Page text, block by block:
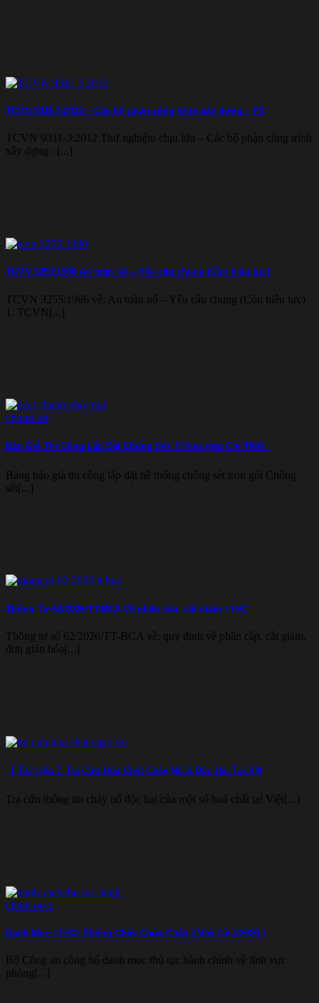
TCVN 9311-3:2012 – Các bộ phận công trình xây dựng – P3
TCVN 9311-3:2012 Thử nghiệm chịu lửa – Các bộ phận công trình
xây dựng –[...]
TCVN 3255:1986 An toàn nổ – Yêu cầu chung (Còn hiệu lực)
TCVN 3255:1986 về: An toàn nổ – Yêu cầu chung (Còn hiệu lực)
1. TCVN[...]
Báo Giá Thi Công Lắp Đặt Chống Sét《Tổng Hợp Chi Tiết》
Bảng báo giá thi công lắp đặt hệ thống chống sét trọn gói Chống
sét[...]
Thông Tư 62/2026/TT-BCA Về phân cấp, cắt giảm TTHC
Thông tư số 62/2026/TT-BCA về: quy định về phân cấp, cắt giảm,
đơn giản hóa[...]
【 Tài Liệu 】Tra Cứu Hóa Chất Cháy Nổ & Độc Hại Tại VN
Tra cứu thông tin cháy nổ độc hại của một số hoá chất tại Việt[...]
Danh Mục TTHC: Phòng Cháy Chữa Cháy ( Mới Từ 7/2026 )
Bộ Công an công bố danh mục thủ tục hành chính về lĩnh vực
phòng[...]